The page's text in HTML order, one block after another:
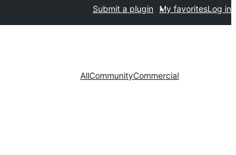
Submit a plugin My favoritesLog in
AllCommunityCommercial